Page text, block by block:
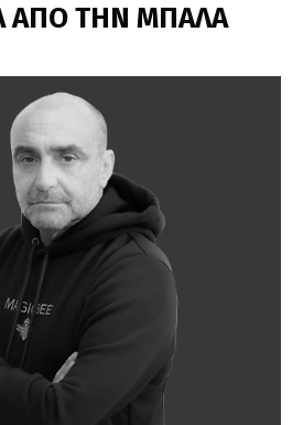
ΑΠΟ ΤΗΝ ΜΠΑΛΑ